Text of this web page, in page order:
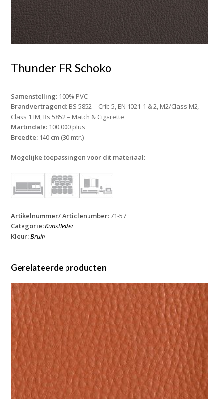
Thunder FR Schoko
Samenstelling: 100% PVC
Brandvertragend: BS 5852 – Crib 5, EN 1021-1 & 2, M2/Class M2,
Class 1 IM, Bs 5852 – Match & Cigarette
Martindale: 100.000 plus
Breedte: 140 cm (30 mtr.)
Mogelijke toepassingen voor dit materiaal:
Artikelnummer/ Articlenumber:71-57
Categorie:Kunstleder
Kleur:Bruin
Gerelateerde producten